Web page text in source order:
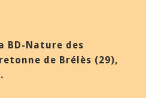
BD-Nature des
de Brélès (29),